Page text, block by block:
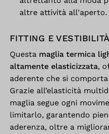
altre attività all'aperto.
FITTING E
Questa maglia termica
altamente elasticizzata,
aderente che si
Grazie all’elasticità
maglia segue ogni
limitarlo, garantendo
aderenza, oltre a